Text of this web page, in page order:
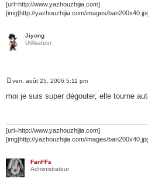
[url=http://www.yazhouzhijia.com]
[img]http://yazhouzhijia.com/images/
Jiyong
Utilisateur
e
s
e
ven. août 25, 2006 5:11 pm
moi je suis super dégouter, elle tourne
[url=http://www.yazhouzhijia.com]
[img]http://yazhouzhijia.com/images/
FanFFs
Administrateur